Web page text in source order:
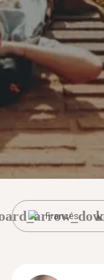
Francês